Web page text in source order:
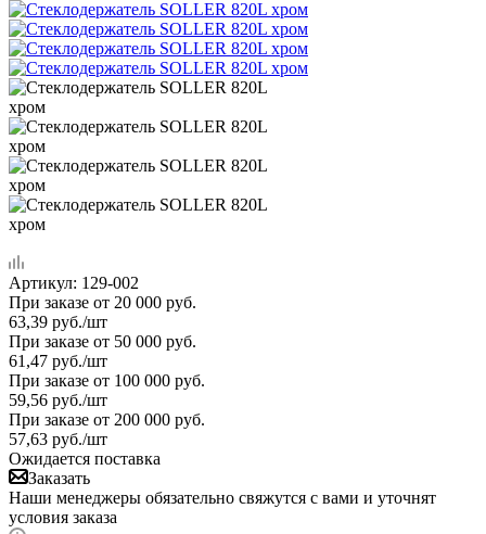
Артикул: 129-002
При заказе от 20 000 руб.
63,39 руб./шт
При заказе от 50 000 руб.
61,47 руб./шт
При заказе от 100 000 руб.
59,56 руб./шт
При заказе от 200 000 руб.
57,63 руб./шт
Ожидается поставка
Заказать
Наши менеджеры обязательно свяжутся с вами и уточнят
условия заказа